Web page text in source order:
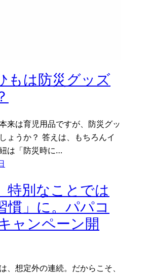
もは防災グッズ
来は育児用品ですが、防災グッ
ょうか？ 答えは、もちろんイ
は「防災時に…
特別なことでは
慣」に。パパコ
ャンペーン開
、想定外の連続。だからこそ、